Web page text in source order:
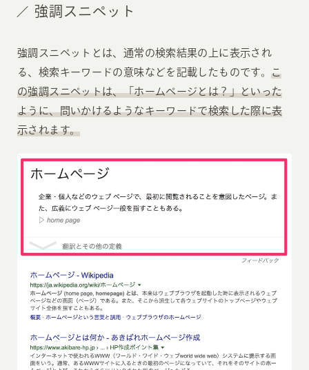
強調スニペット
強調スニペットとは、通常の検索結果の上に表示され
る、検索キーワードの意味などを記載したものです。 こ
の強調スニペットは、「ホームページとは？」といった
ように、問いかけるようなキーワードで検索した際に表
示されます。